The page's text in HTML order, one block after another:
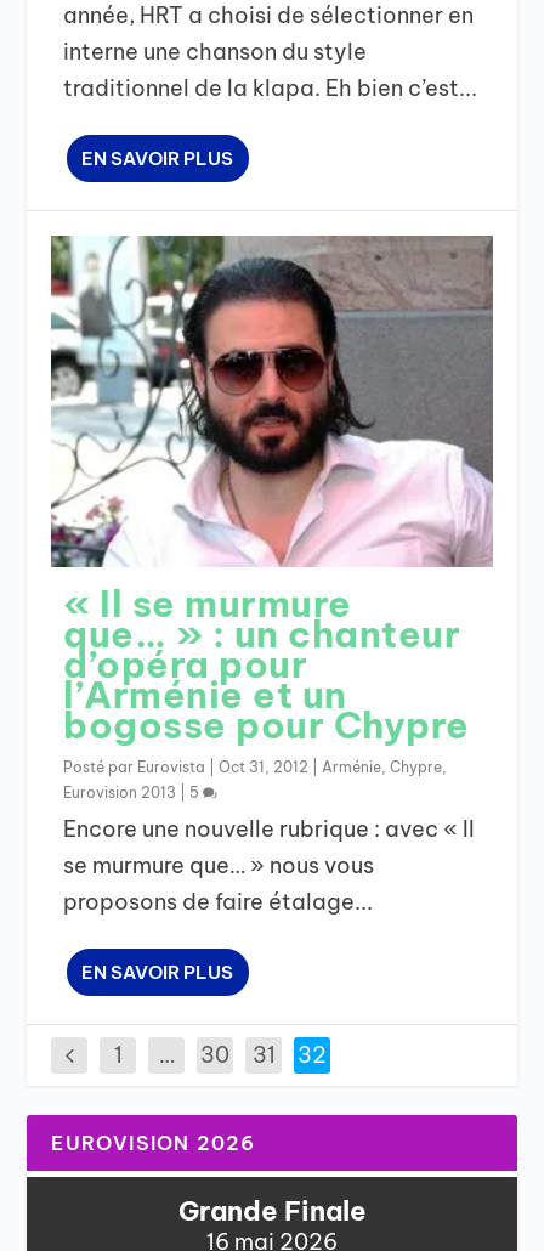
année, HRT a choisi de sélectionner en
interne une chanson du style
traditionnel de la klapa. Eh bien c’est...
EN SAVOIR PLUS
« Il se murmure
que… » : un chanteur
d’opéra pour
l’Arménie et un
bogosse pour Chypre
Posté par Eurovista |Oct 31, 2012 Arménie ,Chypre
Eurovision 2013
5
Encore une nouvelle rubrique : avec « Il
se murmure que… » nous vous
proposons de faire étalage...
EN SAVOIR PLUS
1 … 30 31 32
EUROVISION 2026
Grande Finale
16 mai 2026